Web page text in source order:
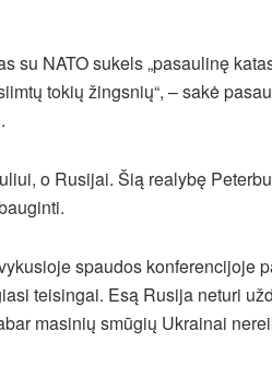
su NATO sukels „pasaulinę
tokių žingsnių“, – sakė
o Rusijai. Šią realybę
spaudos konferencijoje
teisingai. Esą Rusija neturi
masinių smūgių Ukrainai